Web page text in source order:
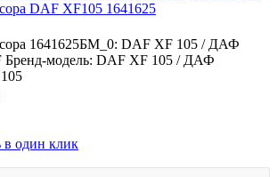
DAF XF105 1641625
1641625БМ_0: DAF XF 105 / ДАФ
Бренд-модель: DAF XF 105 / ДАФ
в один клик